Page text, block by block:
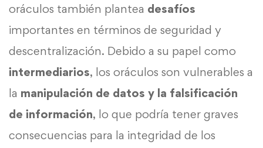
oráculos también plantea desafíos
importantes en términos de seguridad y
descentralización. Debido a su papel como
intermediarios, los oráculos son vulnerables a
la manipulación de datos y la falsificación
de información, lo que podría tener graves
consecuencias para la integridad de los